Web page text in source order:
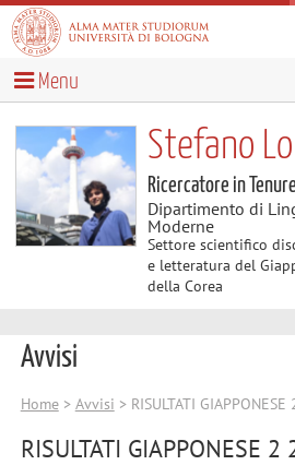
Menu
Stefano
Ricercatore in
Dipartimento di
Moderne
Settore scientifico
e letteratura del
della Corea
Avvisi
Home> Avvisi > RISULTATI
RISULTATI GIAPPONESE